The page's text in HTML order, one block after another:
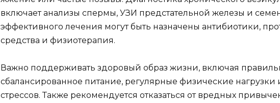
включает анализы спермы, УЗИ предстательной железы и
эффективного лечения могут быть назначены антибиотики,
средства и физиотерапия.
Важно поддерживать здоровый образ жизни, включая
сбалансированное питание, регулярные физические нагрузки
стрессов. Также рекомендуется отказаться от вредных